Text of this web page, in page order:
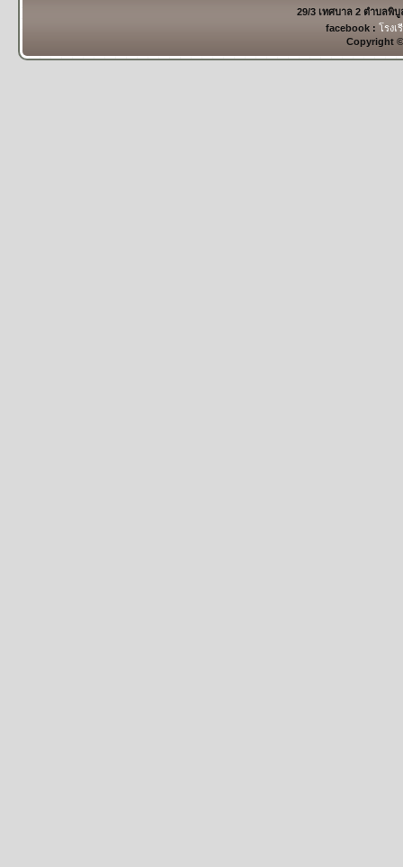
29/3 เทศบาล 2 ตำบลพิ
facebook : โรงเ
Copyright